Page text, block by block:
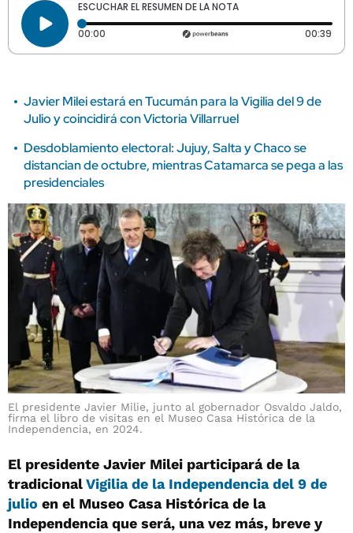
ESCUCHAR EL RESUMEN DE LA NOTA
00:00 Tiempo transcurrido: 0 segundos 00:39
Javier Milei estará en Tucumán para la Vigilia del 9 de
Julio y coincidirá con Victoria Villarruel
Desdoblamiento electoral: Jujuy, Salta y Chaco se
distancian de octubre, mientras Catamarca se pega a las
presidenciales
El presidente Javier Milie, junto al gobernador Osvaldo Jaldo,
firma el libro de visitas en el Museo Casa Histórica de la
Independencia, en 2024.
El presidente Javier Milei participará de la
tradicionalVigilia de la Independencia del 9 de
julio en el Museo Casa Histórica de la
Independencia que será, una vez más, breve y